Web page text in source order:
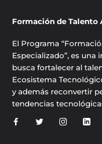
Formación de Talento
El Programa
Especializado”, es una
busca fortalecer al
Ecosistema
y además reconvertir
tendencias